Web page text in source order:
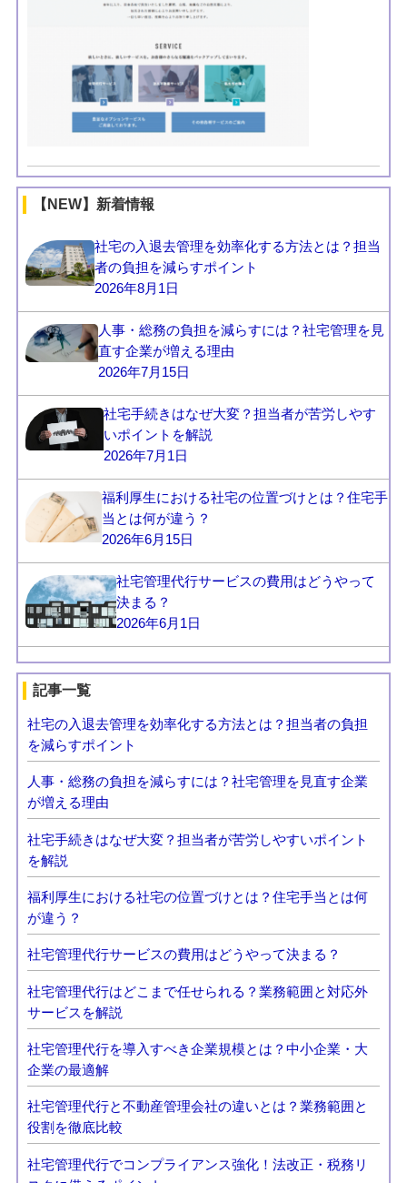
【NEW】新着情報
社宅の入退去管理を効率化する方法とは？担当
者の負担を減らすポイント
2026年8月1日
人事・総務の負担を減らすには？社宅管理を見
直す企業が増える理由
2026年7月15日
社宅手続きはなぜ大変？担当者が苦労しやす
いポイントを解説
2026年7月1日
福利厚生における社宅の位置づけとは？住宅手
当とは何が違う？
2026年6月15日
社宅管理代行サービスの費用はどうやって
決まる？
2026年6月1日
記事一覧
社宅の入退去管理を効率化する方法とは？担当者の負担
を減らすポイント
人事・総務の負担を減らすには？社宅管理を見直す企業
が増える理由
社宅手続きはなぜ大変？担当者が苦労しやすいポイント
を解説
福利厚生における社宅の位置づけとは？住宅手当とは何
が違う？
社宅管理代行サービスの費用はどうやって決まる？
社宅管理代行はどこまで任せられる？業務範囲と対応外
サービスを解説
社宅管理代行を導入すべき企業規模とは？中小企業・大
企業の最適解
社宅管理代行と不動産管理会社の違いとは？業務範囲と
役割を徹底比較
社宅管理代行でコンプライアンス強化！法改正・税務リ